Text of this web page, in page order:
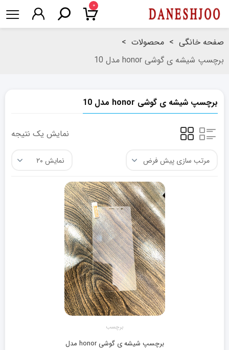
۰
صفحه خانگی > محصولات >
برچسپ شیشه ی گوشی honor مدل 10
برچسپ شیشه ی گوشی honor مدل 10
نمایش یک نتیجه
برچسب
برچسپ شیشه ی گوشی honor مدل